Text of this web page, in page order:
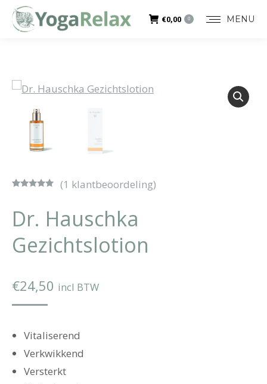
MENU
€0,00 0
Dr. Hauschka
Gezichtslotion
€24,50 incl BTW
gebaseerd
op
(1 klantbeoordeling)
Vitaliserend
Verkwikkend
Versterkt